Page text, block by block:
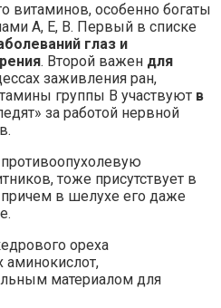
витаминов, особенно богаты
А, Е, В. Первый в списке
глаз и
. Второй важен для
заживления ран,
группы В участвуют в
за работой нервной
тоже присутствует в
в шелухе его даже
ореха
материалом для